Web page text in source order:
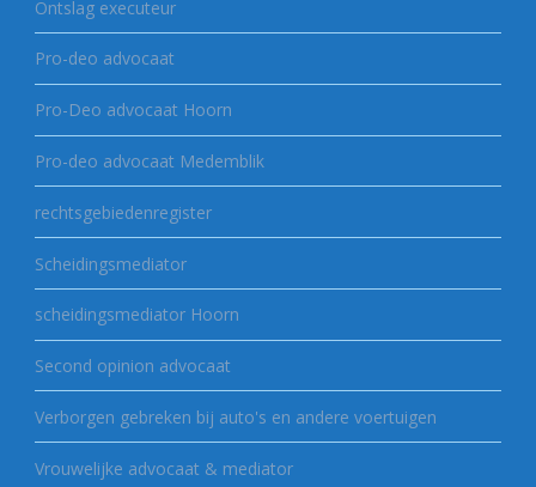
Ontslag executeur
Pro-deo advocaat
Pro-Deo advocaat Hoorn
Pro-deo advocaat Medemblik
rechtsgebiedenregister
Scheidingsmediator
scheidingsmediator Hoorn
Second opinion advocaat
Verborgen gebreken bij auto's en andere voertuigen
Vrouwelijke advocaat & mediator